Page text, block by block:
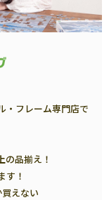
・フレーム専門店で
の品揃え！
す！
えない